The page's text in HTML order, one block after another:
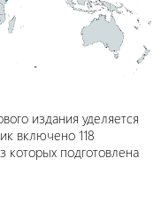
издания уделяется
включено 118
которых подготовлена